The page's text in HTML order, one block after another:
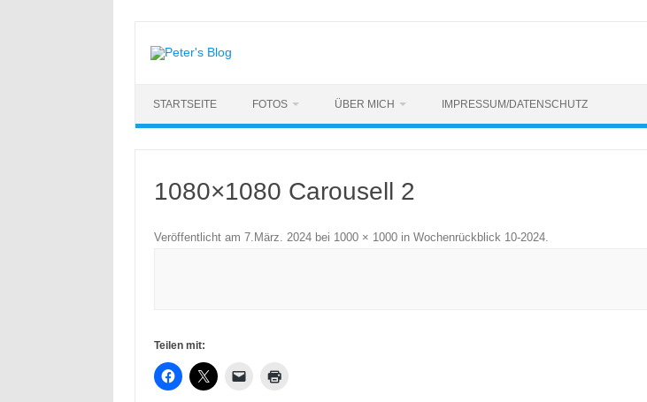
springen
STARTSEITE FOTOS ÜBER MICH IMPRESSUM/DATENSCHUTZ
1080×1080 Carousell 2
Veröffentlicht am 7.März. 2024bei 1000 × 1000in Wochenrückblick 10-2024.
Teilen mit: